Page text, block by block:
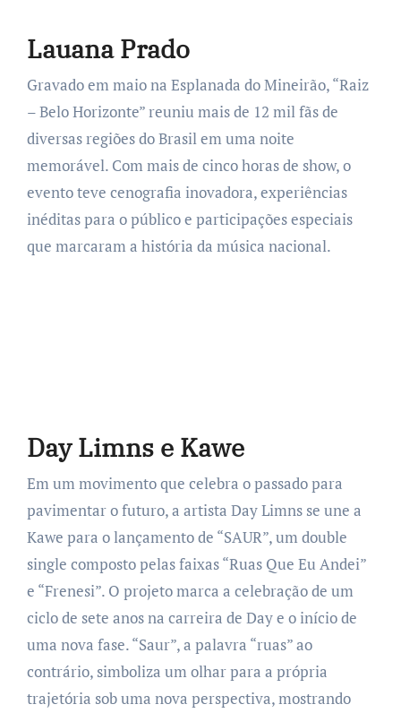
Lauana Prado
Gravado em maio na Esplanada do Mineirão, “Raiz
– Belo Horizonte” reuniu mais de 12 mil fãs de
diversas regiões do Brasil em uma noite
memorável. Com mais de cinco horas de show, o
evento teve cenografia inovadora, experiências
inéditas para o público e participações especiais
que marcaram a história da música nacional.
Day Limns e Kawe
Em um movimento que celebra o passado para
pavimentar o futuro, a artista Day Limns se une a
Kawe para o lançamento de “SAUR”, um double
single composto pelas faixas “Ruas Que Eu Andei”
e “Frenesi”. O projeto marca a celebração de um
ciclo de sete anos na carreira de Day e o início de
uma nova fase. “Saur”, a palavra “ruas” ao
contrário, simboliza um olhar para a própria
trajetória sob uma nova perspectiva, mostrando